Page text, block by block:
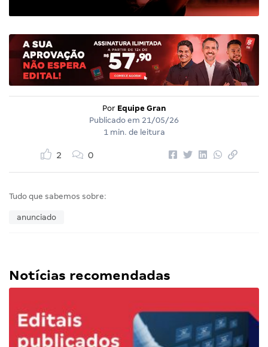
Por Equipe Gran
Publicado em 21/05/26
1 min. de leitura
2 0
Tudo que sabemos sobre:
anunciado
Notícias recomendadas